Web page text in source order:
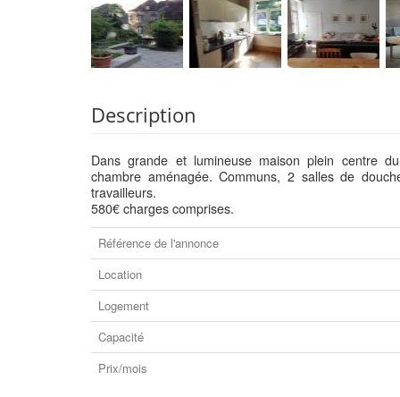
Description
Dans grande et lumineuse maison plein centre
chambre aménagée. Communs, 2 salles de
travailleurs.
580€ charges comprises.
Référence de l'annonce
Location
Logement
Capacité
Prix/mois